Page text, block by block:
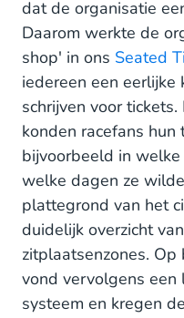
dat de organisatie
Daarom werkte de
shop' in ons Seated
iedereen een eerlijke
schrijven voor tickets.
konden racefans hun
bijvoorbeeld in
welke dagen ze
plattegrond van het
duidelijk overzicht
zitplaatsenzones. Op
vond vervolgens
systeem en kregen